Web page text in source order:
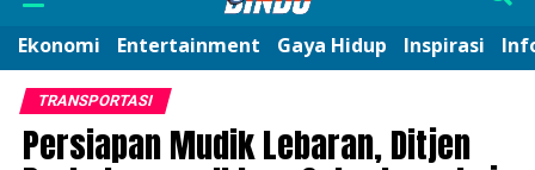
Ekonomi Entertainment Gaya Hidup Inspirasi
TRANSPORTASI
Persiapan Mudik Lebaran, Ditjen